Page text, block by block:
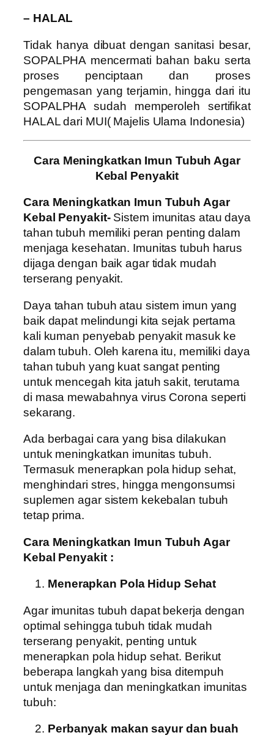
– HALAL
Tidak hanya dibuat dengan sanitasi besar,
SOPALPHA mencermati bahan baku serta
proses penciptaan dan proses
pengemasan yang terjamin, hingga dari itu
SOPALPHA sudah memperoleh sertifikat
HALAL dari MUI( Majelis Ulama Indonesia)
Cara Meningkatkan Imun Tubuh Agar
Kebal Penyakit
Cara Meningkatkan Imun Tubuh Agar
Kebal Penyakit- Sistem imunitas atau daya
tahan tubuh memiliki peran penting dalam
menjaga kesehatan. Imunitas tubuh harus
dijaga dengan baik agar tidak mudah
terserang penyakit.
Daya tahan tubuh atau sistem imun yang
baik dapat melindungi kita sejak pertama
kali kuman penyebab penyakit masuk ke
dalam tubuh. Oleh karena itu, memiliki daya
tahan tubuh yang kuat sangat penting
untuk mencegah kita jatuh sakit, terutama
di masa mewabahnya virus Corona seperti
sekarang.
Ada berbagai cara yang bisa dilakukan
untuk meningkatkan imunitas tubuh.
Termasuk menerapkan pola hidup sehat,
menghindari stres, hingga mengonsumsi
suplemen agar sistem kekebalan tubuh
tetap prima.
Cara Meningkatkan Imun Tubuh Agar
Kebal Penyakit :
Menerapkan Pola Hidup Sehat
Agar imunitas tubuh dapat bekerja dengan
optimal sehingga tubuh tidak mudah
terserang penyakit, penting untuk
menerapkan pola hidup sehat. Berikut
beberapa langkah yang bisa ditempuh
untuk menjaga dan meningkatkan imunitas
tubuh:
Perbanyak makan sayur dan buah